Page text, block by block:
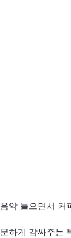
악 들으면서 커
하게 감싸주는